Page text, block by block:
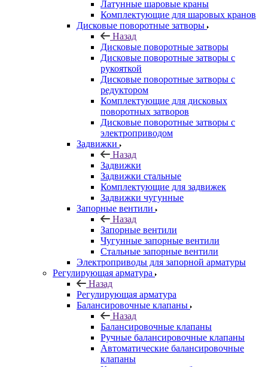
Латунные шаровые краны
Комплектующие для шаровых кранов
Дисковые поворотные затворы
Назад
Дисковые поворотные затворы
Дисковые поворотные затворы с
рукояткой
Дисковые поворотные затворы с
редуктором
Комплектующие для дисковых
поворотных затворов
Дисковые поворотные затворы с
электроприводом
Задвижки
Назад
Задвижки
Задвижки стальные
Комплектующие для задвижек
Задвижки чугунные
Запорные вентили
Назад
Запорные вентили
Чугунные запорные вентили
Стальные запорные вентили
Электроприводы для запорной арматуры
Регулирующая арматура
Назад
Регулирующая арматура
Балансировочные клапаны
Назад
Балансировочные клапаны
Ручные балансировочные клапаны
Автоматические балансировочные
клапаны